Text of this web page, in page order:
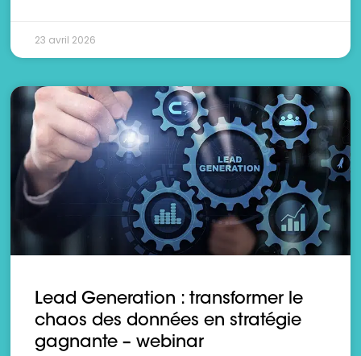
23 avril 2026
Lead Generation : transformer le
chaos des données en stratégie
gagnante – webinar